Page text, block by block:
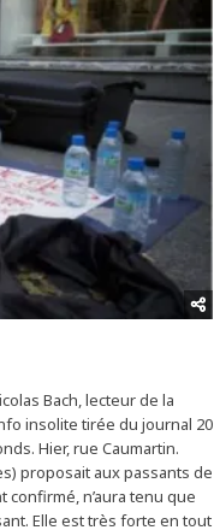
Bach, lecteur de la
insolite tirée du journal 20
Hier, rue Caumartin.
proposait aux passants de
confirmé, n’aura tenu que
Elle est très forte en tout